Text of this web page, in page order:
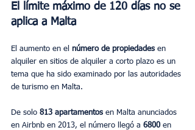
El límite máximo de 120 días no se
aplica a Malta
El aumento en el número de propiedades en
alquiler en sitios de alquiler a corto plazo es un
tema que ha sido examinado por las autoridades
de turismo en Malta.
De solo 813 apartamentos en Malta anunciados
en Airbnb en 2013, el número llegó a 6800 en